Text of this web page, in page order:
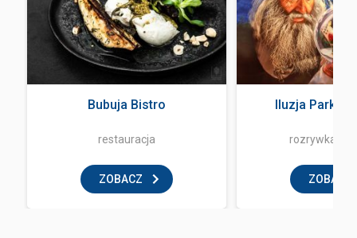
Bubuja Bistro
restauracja
ZOBACZ
Iluzja Park
rozrywka i
ZOBACZ